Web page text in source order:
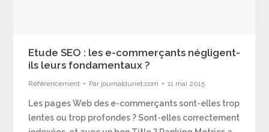
Etude SEO : les e-commerçants négligent-
ils leurs fondamentaux ?
Référencement Par journaldunet.com 11 mai 2015
Les pages Web des e-commerçants sont-elles trop
lentes ou trop profondes ? Sont-elles correctement